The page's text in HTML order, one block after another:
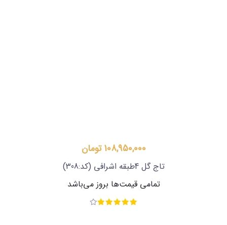
108,950,000 تومان
تاج گل 4طبقه اشرافی
(کد:308)
تمامی قیمت‌ها بروز می‌باشد